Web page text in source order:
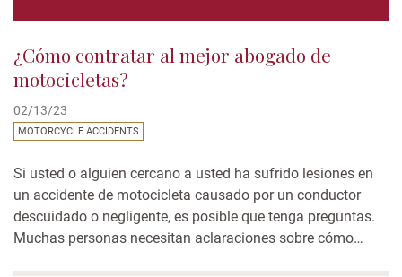
¿Cómo contratar al mejor abogado de
motocicletas?
02/13/23
MOTORCYCLE ACCIDENTS
Si usted o alguien cercano a usted ha sufrido lesiones en
un accidente de motocicleta causado por un conductor
descuidado o negligente, es posible que tenga preguntas.
Muchas personas necesitan aclaraciones sobre cómo